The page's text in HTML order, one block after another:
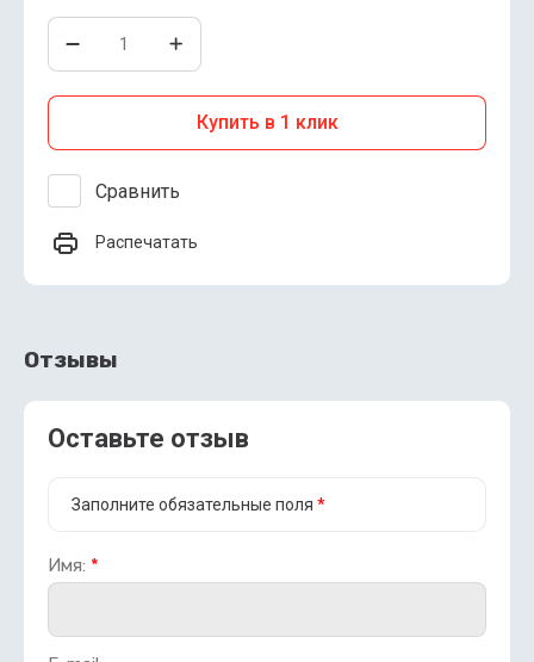
Купить в 1 клик
Сравнить
Распечатать
Отзывы
Оставьте отзыв
Заполните обязательные поля *
Имя: *